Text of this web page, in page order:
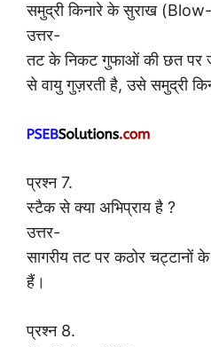
समुद्री किनारे के सुराख
उत्तर-
तट के निकट गुफाओं की छत पर
से वायु गुज़रती है, उसे समुद्री
प्रश्न 7.
स्टैक से क्या अभिप्राय है ?
उत्तर-
सागरीय तट पर कठोर
हैं।
प्रश्न 8.